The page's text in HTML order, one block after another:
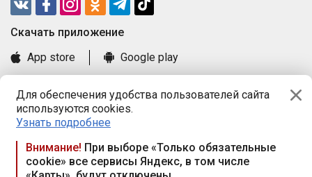
Для обеспечения удобства пользователей сайта
используются cookies.
Узнать подробнее
Внимание! При выборе «Только обязательные
cookie» все сервисы Яндекс, в том числе
Cкачать приложение
App store
Google play
Книга замечаний и предложений
Правила и документы
Praca.by © 2000—2026, ООО «ПРАЦА БАЙ»
Республика Беларусь, 220114, г. Минск, пр-т Независимости
117а, пом. № 9.